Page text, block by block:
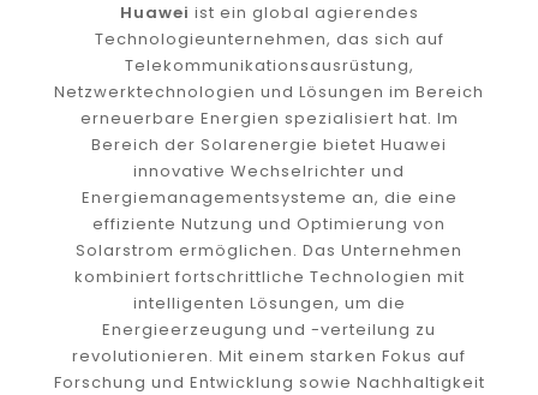
Huawei ist ein global agierendes
Technologieunternehmen, das sich auf
Telekommunikationsausrüstung,
Netzwerktechnologien und Lösungen im Bereich
erneuerbare Energien spezialisiert hat. Im
Bereich der Solarenergie bietet Huawei
innovative Wechselrichter und
Energiemanagementsysteme an, die eine
effiziente Nutzung und Optimierung von
Solarstrom ermöglichen. Das Unternehmen
kombiniert fortschrittliche Technologien mit
intelligenten Lösungen, um die
Energieerzeugung und -verteilung zu
revolutionieren. Mit einem starken Fokus auf
Forschung und Entwicklung sowie Nachhaltigkeit